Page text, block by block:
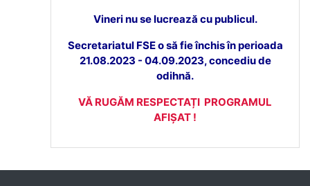
Vineri nu se lucrează cu publicul.
Secretariatul FSE o să fie închis în perioada
21.08.2023 - 04.09.2023, concediu de
odihnă.
VĂ RUGĂM RESPECTAȚI PROGRAMUL
AFIȘAT !